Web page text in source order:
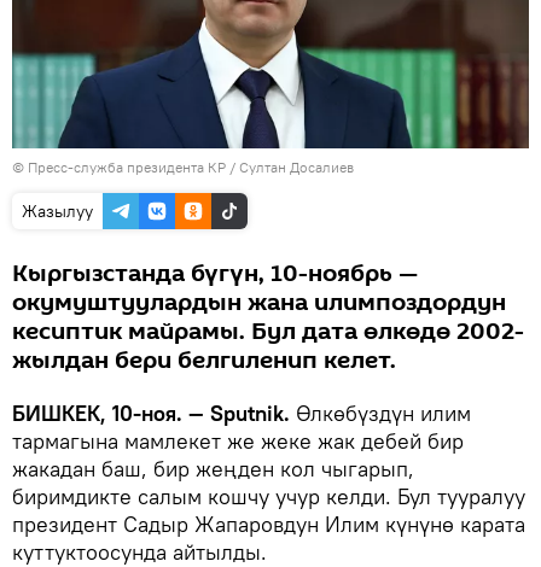
© Пресс-служба президента КР / Султан Досалиев
Жазылуу
Кыргызстанда бүгүн, 10-ноябрь —
окумуштуулардын жана илимпоздордун
кесиптик майрамы. Бул дата өлкөдө 2002-
жылдан бери белгиленип келет.
БИШКЕК, 10-ноя. — Sputnik. Өлкөбүздүн илим
тармагына мамлекет же жеке жак дебей бир
жакадан баш, бир жеңден кол чыгарып,
биримдикте салым кошчу учур келди. Бул тууралуу
президент Садыр Жапаровдун Илим күнүнө карата
куттуктоосунда айтылды.